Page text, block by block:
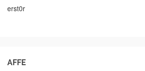
erst0r
AFFE